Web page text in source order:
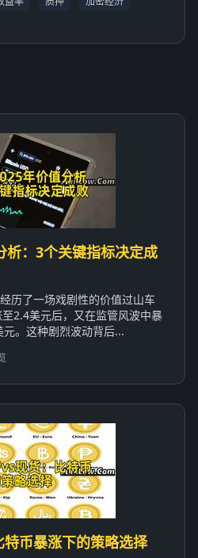
析：3个关键指标决定成
历了一场戏剧性的价值过山车
2.4美元后，又在监管风波中暴
。这种剧烈波动背后...
币暴涨下的策略选择